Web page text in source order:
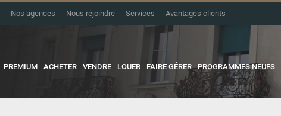
Nos agences Nous rejoindre Services Avantages clients
PREMIUM ACHETER VENDRE LOUER FAIRE GÉRER PROGRAMMES NEUFS